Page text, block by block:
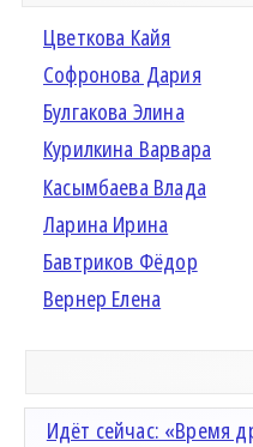
Цветкова Кайя
Софронова Дария
Булгакова Элина
Курилкина Варвара
Касымбаева Влада
Ларина Ирина
Бавтриков Фёдор
Вернер Елена
Идёт сейчас: «Время